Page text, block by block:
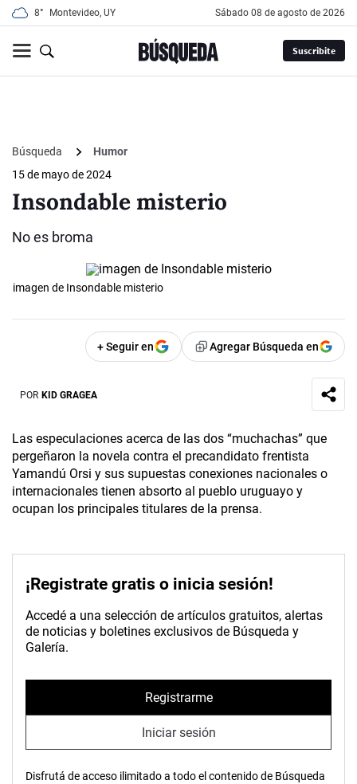
8° Montevideo, UY sábado 08 de agosto de 2026
Suscribite
Búsqueda
Humor
15 de mayo de 2024
Insondable misterio
No es broma
imagen de Insondable misterio
+ Seguir en Agregar Búsqueda en
POR KID GRAGEA
Las especulaciones acerca de las dos “muchachas” que
pergeñaron la novela contra el precandidato frentista
Yamandú Orsi y sus supuestas conexiones nacionales o
internacionales tienen absorto al pueblo uruguayo y
ocupan los principales titulares de la prensa.
¡Registrate gratis o inicia sesión!
Accedé a una selección de artículos gratuitos, alertas
de noticias y boletines exclusivos de Búsqueda y
Galería.
Registrarme
Iniciar sesión
Disfrutá de acceso ilimitado a todo el contenido de Búsqueda